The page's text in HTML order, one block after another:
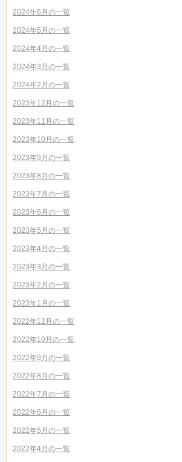
2024年6月の一覧
2024年5月の一覧
2024年4月の一覧
2024年3月の一覧
2024年2月の一覧
2023年12月の一覧
2023年11月の一覧
2023年10月の一覧
2023年9月の一覧
2023年8月の一覧
2023年7月の一覧
2023年6月の一覧
2023年5月の一覧
2023年4月の一覧
2023年3月の一覧
2023年2月の一覧
2023年1月の一覧
2022年12月の一覧
2022年10月の一覧
2022年9月の一覧
2022年8月の一覧
2022年7月の一覧
2022年6月の一覧
2022年5月の一覧
2022年4月の一覧